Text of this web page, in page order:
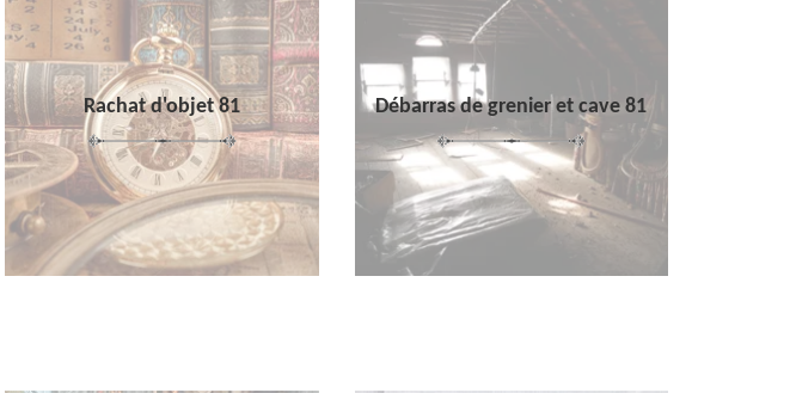
Rachat d'objet 81 Débarras de grenier et cave 81